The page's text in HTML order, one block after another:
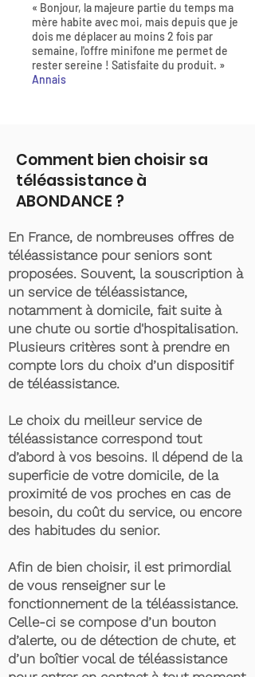
« Bonjour, la majeure partie du temps ma
mère habite avec moi, mais depuis que je
dois me déplacer au moins 2 fois par
semaine, l'offre minifone me permet de
rester sereine ! Satisfaite du produit. »
Annais
Comment bien choisir sa
téléassistance à
ABONDANCE ?
En France, de nombreuses offres de
téléassistance pour seniors sont
proposées. Souvent, la souscription à
un service de téléassistance,
notamment à domicile, fait suite à
une chute ou sortie d'hospitalisation.
Plusieurs critères sont à prendre en
compte lors du choix d’un dispositif
de téléassistance.
Le choix du meilleur service de
téléassistance correspond tout
d’abord à vos besoins. Il dépend de la
superficie de votre domicile, de la
proximité de vos proches en cas de
besoin, du coût du service, ou encore
des habitudes du senior.
Afin de bien choisir, il est primordial
de vous renseigner sur le
fonctionnement de la téléassistance.
Celle-ci se compose d’un bouton
d’alerte, ou de détection de chute, et
d’un boîtier vocal de téléassistance